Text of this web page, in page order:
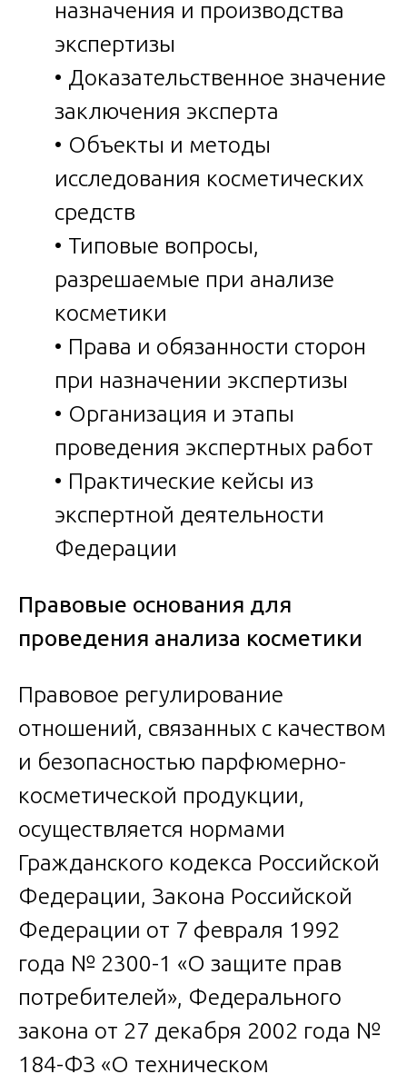
назначения и производства
экспертизы
• Доказательственное значение
заключения эксперта
• Объекты и методы
исследования косметических
средств
• Типовые вопросы,
разрешаемые при анализе
косметики
• Права и обязанности сторон
при назначении экспертизы
• Организация и этапы
проведения экспертных работ
• Практические кейсы из
экспертной деятельности
Федерации
Правовые основания для
проведения анализа косметики
Правовое регулирование
отношений, связанных с качеством
и безопасностью парфюмерно-
косметической продукции,
осуществляется нормами
Гражданского кодекса Российской
Федерации, Закона Российской
Федерации от 7 февраля 1992
года № 2300-1 «О защите прав
потребителей», Федерального
закона от 27 декабря 2002 года №
184-ФЗ «О техническом